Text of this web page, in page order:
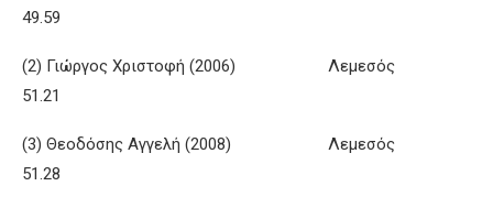
49.59
(2) Γιώργος Χριστοφή (2006) Λεμεσός
51.21
(3) Θεοδόσης Αγγελή (2008) Λεμεσός
51.28